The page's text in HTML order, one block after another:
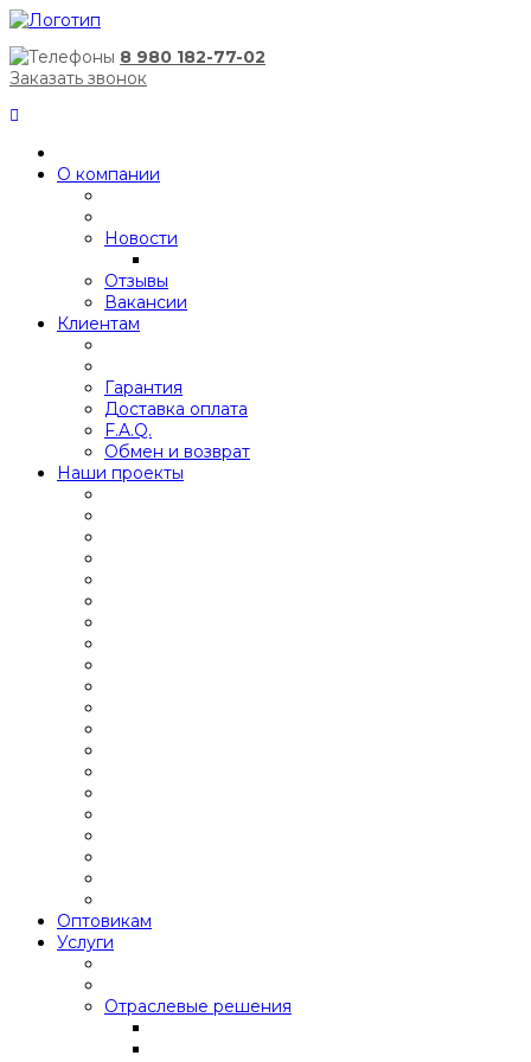
8 980 182-77-02
Заказать звонок
О компании
Новости
Отзывы
Вакансии
Клиентам
Гарантия
Доставка оплата
F.A.Q.
Обмен и возврат
Наши проекты
Оптовикам
Услуги
Отраслевые решения